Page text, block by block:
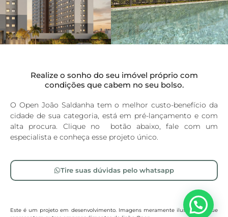
Realize o sonho do seu imóvel próprio com
condições que cabem no seu bolso.
O Open João Saldanha tem o melhor custo-benefício da
cidade de sua categoria, está em pré-lançamento e com
alta procura. Clique no botão abaixo, fale com um
especialista e conheça esse projeto único.
Tire suas dúvidas pelo whatsapp
Este é um projeto em desenvolvimento. Imagens meramente ilustrativas, que